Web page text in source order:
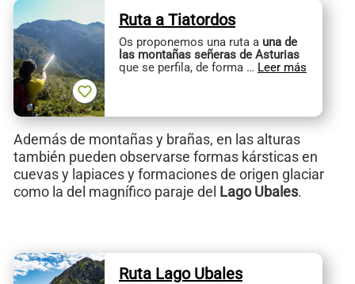
Ruta a Tiatordos
Os proponemos una ruta a una de
las montañas señeras de Asturias
que se perfila, de forma … Leer más
Además de montañas y brañas, en las alturas
también pueden observarse formas kársticas en
cuevas y lapiaces y formaciones de origen glaciar
como la del magnífico paraje del Lago Ubales.
Ruta Lago Ubales